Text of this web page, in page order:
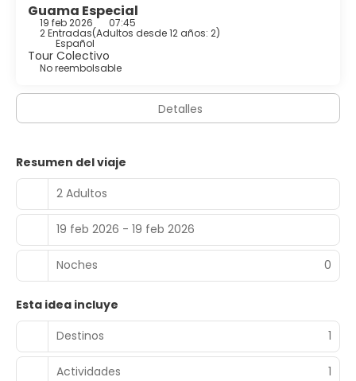
Guama Especial
19 feb 2026 07:45
2 Entradas(Adultos desde 12 años: 2)
Español
Tour Colectivo
No reembolsable
Detalles
Resumen del viaje
2 Adultos
19 feb 2026 - 19 feb 2026
Noches 0
Esta idea incluye
Destinos
1
Actividades 1